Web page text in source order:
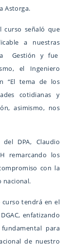
Astorga.
curso señaló que
a nuestras
Gestión y fue
el Ingeniero
“El tema de los
cotidianas y
asimismo, nos
DPA, Claudio
remarcando los
con la
nacional.
curso tendrá en el
enfatizando
para
de nuestro